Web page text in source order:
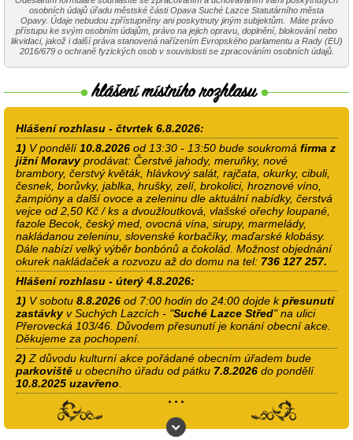
osobních údajů úřadu městské části Opava Suché Lazce Statutárního města
Opavy. Údaje nebudou zpřístupněny ani poskytnuty jiným subjektům. Máte právo
přístupu ke svým osobním údajům, právo na jejich opravu, doplnění, blokování nebo
likvidaci, jakož i další práva stanovená nařízením Evropského parlamentu a Rady (EU)
2016/679 o ochraně fyzických osob v souvislosti se zpracováním osobních údajů.
Hlášení rozhlasu - čtvrtek 6.8.2026:
1) V pondělí10.8.2026 od 13:30 - 13:50 bude soukromá firma z
jižní Moravyprodávat: Čerstvé jahody, meruňky, nové
brambory, čerstvý květák, hlávkový salát, rajčata, okurky, cibuli,
česnek, borůvky, jablka, hrušky, zelí, brokolici, hroznové víno,
žampióny a další ovoce a zeleninu dle aktuální nabídky, čerstvá
vejce od 2,50 Kč / ks a dvoužloutková, vlašské ořechy loupané,
fazole Becok, český med, ovocná vína, sirupy, marmelády,
nakládanou zeleninu, slovenské korbačíky, maďarské klobásy.
Dále nabízí velký výběr bonbónů a čokolád. Možnost objednání
okurek nakládaček a rozvozu až do domu na tel: 736 127 257.
Hlášení rozhlasu - úterý 4.8.2026:
1) V sobotu 8.8.2026 od 7:00 hodin do 24:00 dojde kpřesunutí
zastávkyv Suchých Lazcích - "Suché Lazce Střed" na ulici
Přerovecká 103/46. Důvodem přesunutí je konání obecní akce.
Děkujeme za pochopení.
2) Z důvodu kulturní akce pořádané obecním úřadem bude
parkoviště u obecního úřadu od pátku 7.8.2026 do pondělí
10.8.2025 uzavřeno